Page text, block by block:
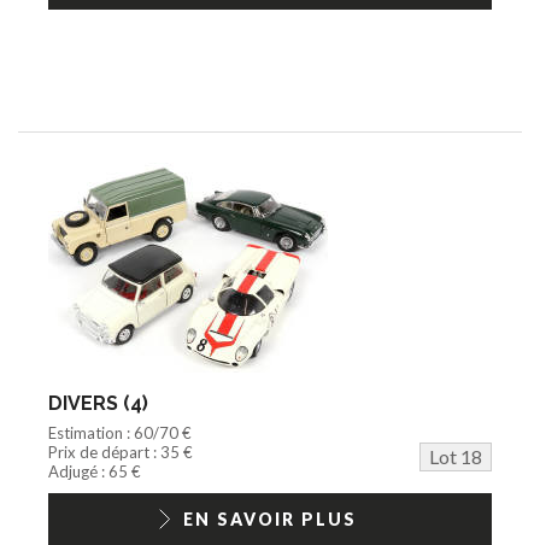
DIVERS (4)
Estimation : 60/70 €
Prix de départ : 35 €
Lot 18
Adjugé : 65 €
EN SAVOIR PLUS